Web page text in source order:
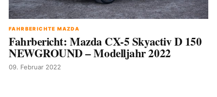
FAHRBERICHTE MAZDA
Fahrbericht: Mazda CX-5 Skyactiv D 150
NEWGROUND – Modelljahr 2022
09. Februar 2022